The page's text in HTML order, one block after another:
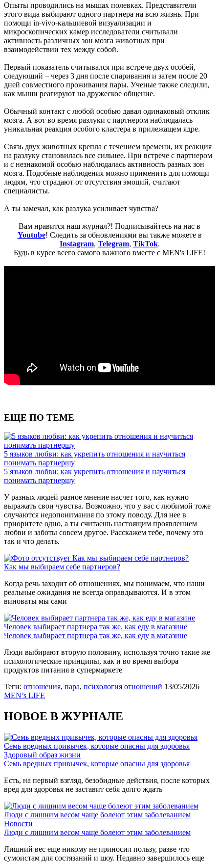
Опыты проводились на мышах полевках. Представители
этого вида выбирают одного партнера на всю жизнь. При
помощи in-vivo-кальциевой визуализации и
микроскопических камер исследователи считывали
активность различных зон мозга животных при
взаимодействии тех между собой.
Первый показатель считывался при встрече двух особей,
следующий – через 3 дня после спаривания и затем после 20
дней совместного проживания пары. Ученые также следили,
как мыши реагируют на дружеское общение.
Обычный контакт с любой особью давал одинаковый отклик
мозга. А вот во время разлуки с партнером наблюдалась
уникальная реакция особого кластера в прилежащем ядре.
Связь двух животных крепла с течением времени, их реакция
на разлуку становилась все сильнее. При встрече с партнером
и с незнакомой особью наблюдалась активность разных зон
мозга. Подобные наблюдения можно применить для помощи
людям, что страдают от отсутствия эмоций, считают
специалисты.
А ты замечал, как разлука усиливает чувства?
Вам нравится наш журнал?! Подписывайтесь на нас в
Youtube! Следить за обновлениями вы также можете в
Instagram, Telegram, TikTok.
Будь в курсе всего самого важного вместе с MEN's LIFE!
ЕЩЕ ПО ТЕМЕ
5 языков любви: как укрепить отношения и научиться
понимать партнершу
5 языков любви: как укрепить отношения и научиться
понимать партнершу
У разных людей разное мнение насчет того, как нужно
выражать свои чувства. Возможно, что у вас с любимой тоже
случаются недопонимания по этому поводу. Для нее в
приоритете одно, а ты считаешь настоящим проявлением
любви и заботы совсем другое. Расскажем тебе, почему это
так и что делать.
Как мы выбираем себе партнеров?
Как мы выбираем себе партнеров?
Когда речь заходит об отношениях, мы понимаем, что наши
реальные ожидания не всегда оправдываются. И в этом
виноваты мы сами
Человек выбирает партнера так же, как еду в магазине
Человек выбирает партнера так же, как еду в магазине
Люди выбирают вторую половину, используя точно такие же
психологические принципы, как и во время выбора
продуктов питания в супермаркете
Теги: отношения, пара, психология отношений 13/05/2026
MEN’s LIFE
НОВОЕ В ЖУРНАЛЕ
Семь вредных привычек, которые опасны для здоровья
Здоровый образ жизни
Семь вредных привычек, которые опасны для здоровья
Есть, на первый взгляд, безобидные действия, после которых
вред для здоровья не заставит себя долго ждать
Люди с лишним весом чаще болеют этим заболеванием
Новости
Люди с лишним весом чаще болеют этим заболеванием
Лишний вес еще никому не приносил пользу, разве что
сумоистам для состязаний и шоу. Недавно завершилось еще